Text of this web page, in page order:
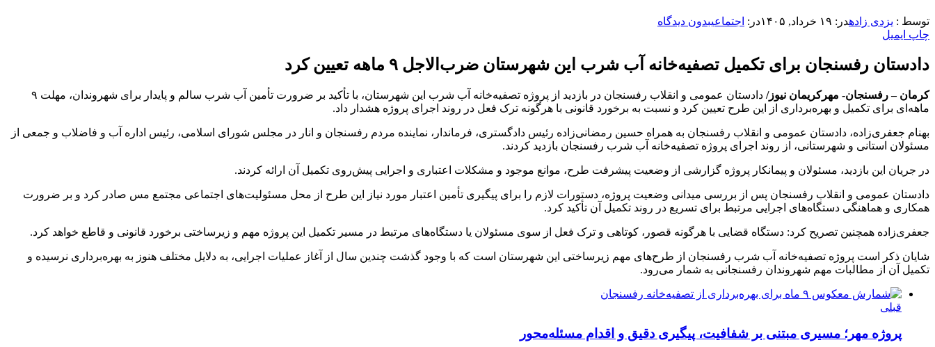
توسط : یزدی زادهدر: ۱۹ خرداد, ۱۴۰۵ در: اجتماعیبدون دیدگاه
چاپ ایمیل
دادستان رفسنجان برای تکمیل تصفیه‌خانه آب شرب این شهرستان ضرب‌الاجل ۹ ماهه تعیین کرد
کرمان – رفسنجان- مهرکریمان نیوز/
دادستان عمومی و انقلاب رفسنجان در بازدید از پروژه تصفیه‌خانه آب شرب این شهرستان، با تأکید بر ضرورت تأمین آب شرب سالم و پایدار برای شهروندان، مهلت ۹
ماهه‌ای برای تکمیل و بهره‌برداری از این طرح تعیین کرد و نسبت به برخورد قانونی با هرگونه ترک فعل در روند اجرای پروژه هشدار داد.
بهنام جعفری‌زاده، دادستان عمومی و انقلاب رفسنجان به همراه حسین رمضانی‌زاده رئیس دادگستری، فرماندار، نماینده مردم رفسنجان و انار در مجلس شورای اسلامی، رئیس اداره آب و فاضلاب و جمعی از
مسئولان استانی و شهرستانی، از روند اجرای پروژه تصفیه‌خانه آب شرب رفسنجان بازدید کردند.
در جریان این بازدید، مسئولان و پیمانکار پروژه گزارشی از وضعیت پیشرفت طرح، موانع موجود و مشکلات اعتباری و اجرایی پیش‌روی تکمیل آن ارائه کردند.
دادستان عمومی و انقلاب رفسنجان پس از بررسی میدانی وضعیت پروژه، دستورات لازم را برای پیگیری تأمین اعتبار مورد نیاز این طرح از محل مسئولیت‌های اجتماعی مجتمع مس صادر کرد و بر ضرورت
همکاری و هماهنگی دستگاه‌های اجرایی مرتبط برای تسریع در روند تکمیل آن تأکید کرد.
جعفری‌زاده همچنین تصریح کرد: دستگاه قضایی با هرگونه قصور، کوتاهی و ترک فعل از سوی مسئولان یا دستگاه‌های مرتبط در مسیر تکمیل این پروژه مهم و زیرساختی برخورد قانونی و قاطع خواهد کرد.
شایان ذکر است پروژه تصفیه‌خانه آب شرب رفسنجان از طرح‌های مهم زیرساختی این شهرستان است که با وجود گذشت چندین سال از آغاز عملیات اجرایی، به دلایل مختلف هنوز به بهره‌برداری نرسیده و
تکمیل آن از مطالبات مهم شهروندان رفسنجانی به شمار می‌رود.
قبلی
پروژه مهر؛ مسیری مبتنی بر شفافیت، پیگیری دقیق و اقدام مسئله‌محور